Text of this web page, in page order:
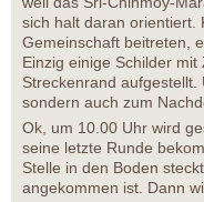
sich halt daran orientiert.
Gemeinschaft beitreten,
Einzig einige Schilder mit
Streckenrand aufgestellt.
sondern auch zum
Ok, um 10.00 Uhr wird
seine letzte Runde
Stelle in den Boden
angekommen ist. Dann